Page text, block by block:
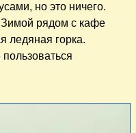
но это ничего.
Зимой рядом с кафе
ледяная горка.